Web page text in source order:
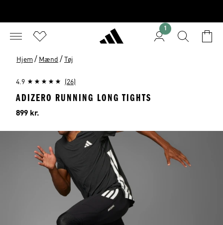
1
Hjem / Mænd / Tøj
4.9 (26)
ADIZERO RUNNING LONG TIGHTS
Pris
899 kr.